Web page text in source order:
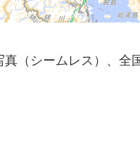
真（シームレス）、全